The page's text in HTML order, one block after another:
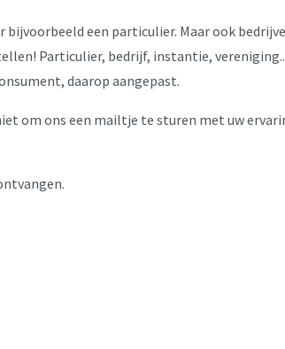
een particulier. Maar ook
Particulier, bedrijf, instantie,
daarop aangepast.
om ons een mailtje te sturen met uw